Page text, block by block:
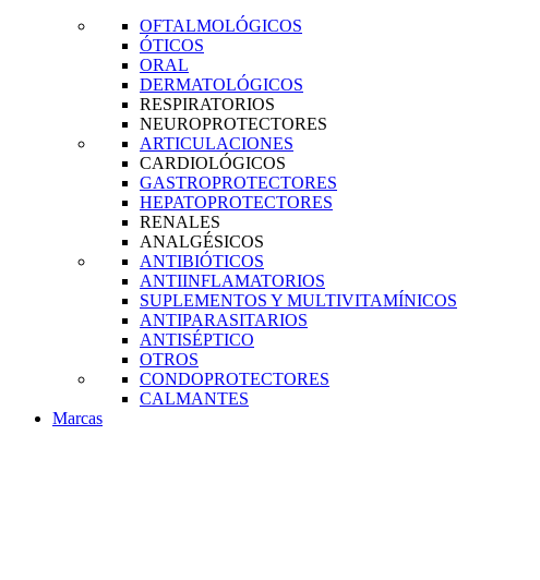
OFTALMOLÓGICOS
ÓTICOS
ORAL
DERMATOLÓGICOS
RESPIRATORIOS
NEUROPROTECTORES
ARTICULACIONES
CARDIOLÓGICOS
GASTROPROTECTORES
HEPATOPROTECTORES
RENALES
ANALGÉSICOS
ANTIBIÓTICOS
ANTIINFLAMATORIOS
SUPLEMENTOS Y MULTIVITAMÍNICOS
ANTIPARASITARIOS
ANTISÉPTICO
OTROS
CONDOPROTECTORES
CALMANTES
Marcas